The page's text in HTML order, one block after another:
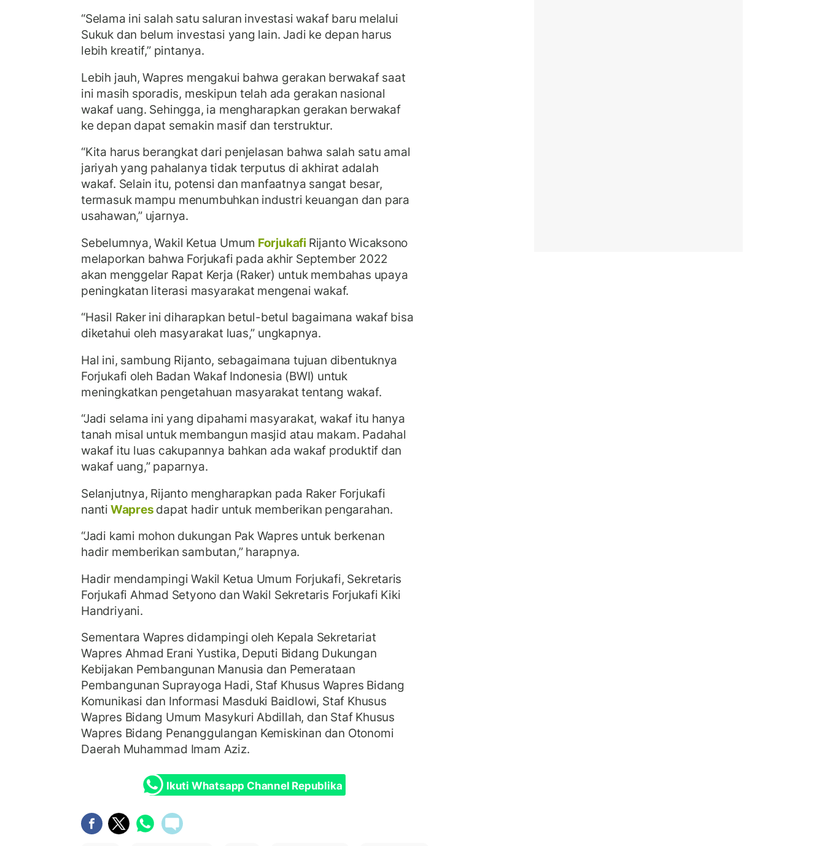
“Selama ini salah satu saluran investasi wakaf baru melalui
Sukuk dan belum investasi yang lain. Jadi ke depan harus
lebih kreatif,” pintanya.
Lebih jauh, Wapres mengakui bahwa gerakan berwakaf saat
ini masih sporadis, meskipun telah ada gerakan nasional
wakaf uang. Sehingga, ia mengharapkan gerakan berwakaf
ke depan dapat semakin masif dan terstruktur.
“Kita harus berangkat dari penjelasan bahwa salah satu amal
jariyah yang pahalanya tidak terputus di akhirat adalah
wakaf. Selain itu, potensi dan manfaatnya sangat besar,
termasuk mampu menumbuhkan industri keuangan dan para
usahawan,” ujarnya.
Sebelumnya, Wakil Ketua Umum Forjukafi Rijanto Wicaksono
melaporkan bahwa Forjukafi pada akhir September 2022
akan menggelar Rapat Kerja (Raker) untuk membahas upaya
peningkatan literasi masyarakat mengenai wakaf.
“Hasil Raker ini diharapkan betul-betul bagaimana wakaf bisa
diketahui oleh masyarakat luas,” ungkapnya.
Hal ini, sambung Rijanto, sebagaimana tujuan dibentuknya
Forjukafi oleh Badan Wakaf Indonesia (BWI) untuk
meningkatkan pengetahuan masyarakat tentang wakaf.
“Jadi selama ini yang dipahami masyarakat, wakaf itu hanya
tanah misal untuk membangun masjid atau makam. Padahal
wakaf itu luas cakupannya bahkan ada wakaf produktif dan
wakaf uang,” paparnya.
Selanjutnya, Rijanto mengharapkan pada Raker Forjukafi
nanti Wapres dapat hadir untuk memberikan pengarahan.
“Jadi kami mohon dukungan Pak Wapres untuk berkenan
hadir memberikan sambutan,” harapnya.
Hadir mendampingi Wakil Ketua Umum Forjukafi, Sekretaris
Forjukafi Ahmad Setyono dan Wakil Sekretaris Forjukafi Kiki
Handriyani.
Sementara Wapres didampingi oleh Kepala Sekretariat
Wapres Ahmad Erani Yustika, Deputi Bidang Dukungan
Kebijakan Pembangunan Manusia dan Pemerataan
Pembangunan Suprayoga Hadi, Staf Khusus Wapres Bidang
Komunikasi dan Informasi Masduki Baidlowi, Staf Khusus
Wapres Bidang Umum Masykuri Abdillah, dan Staf Khusus
Wapres Bidang Penanggulangan Kemiskinan dan Otonomi
Daerah Muhammad Imam Aziz.
Ikuti Whatsapp Channel Republika